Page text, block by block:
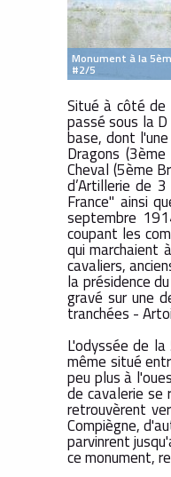
Monument à la
#2/5
Situé à côté de
passé sous la
base, dont
Dragons
Cheval (5ème
d’Artillerie de
France" ainsi
septembre
coupant les
qui marchaient
cavaliers,
la présidence
gravé sur une
tranchées -
L'odyssée de
même situé
peu plus à
de cavalerie se
retrouvèrent
Compiègne,
parvinrent
ce monument,